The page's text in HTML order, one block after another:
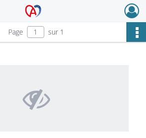
Archives Alsace - Colmar
Page sur 1